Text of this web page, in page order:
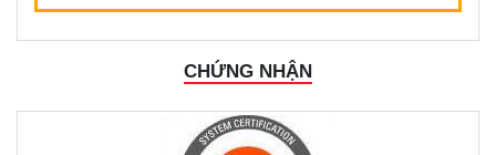
CHỨNG NHẬN